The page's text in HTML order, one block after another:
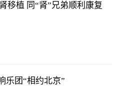
专家协作成功完成亲体肾移植 同“肾”兄弟顺利康复
乐团“相约北京”